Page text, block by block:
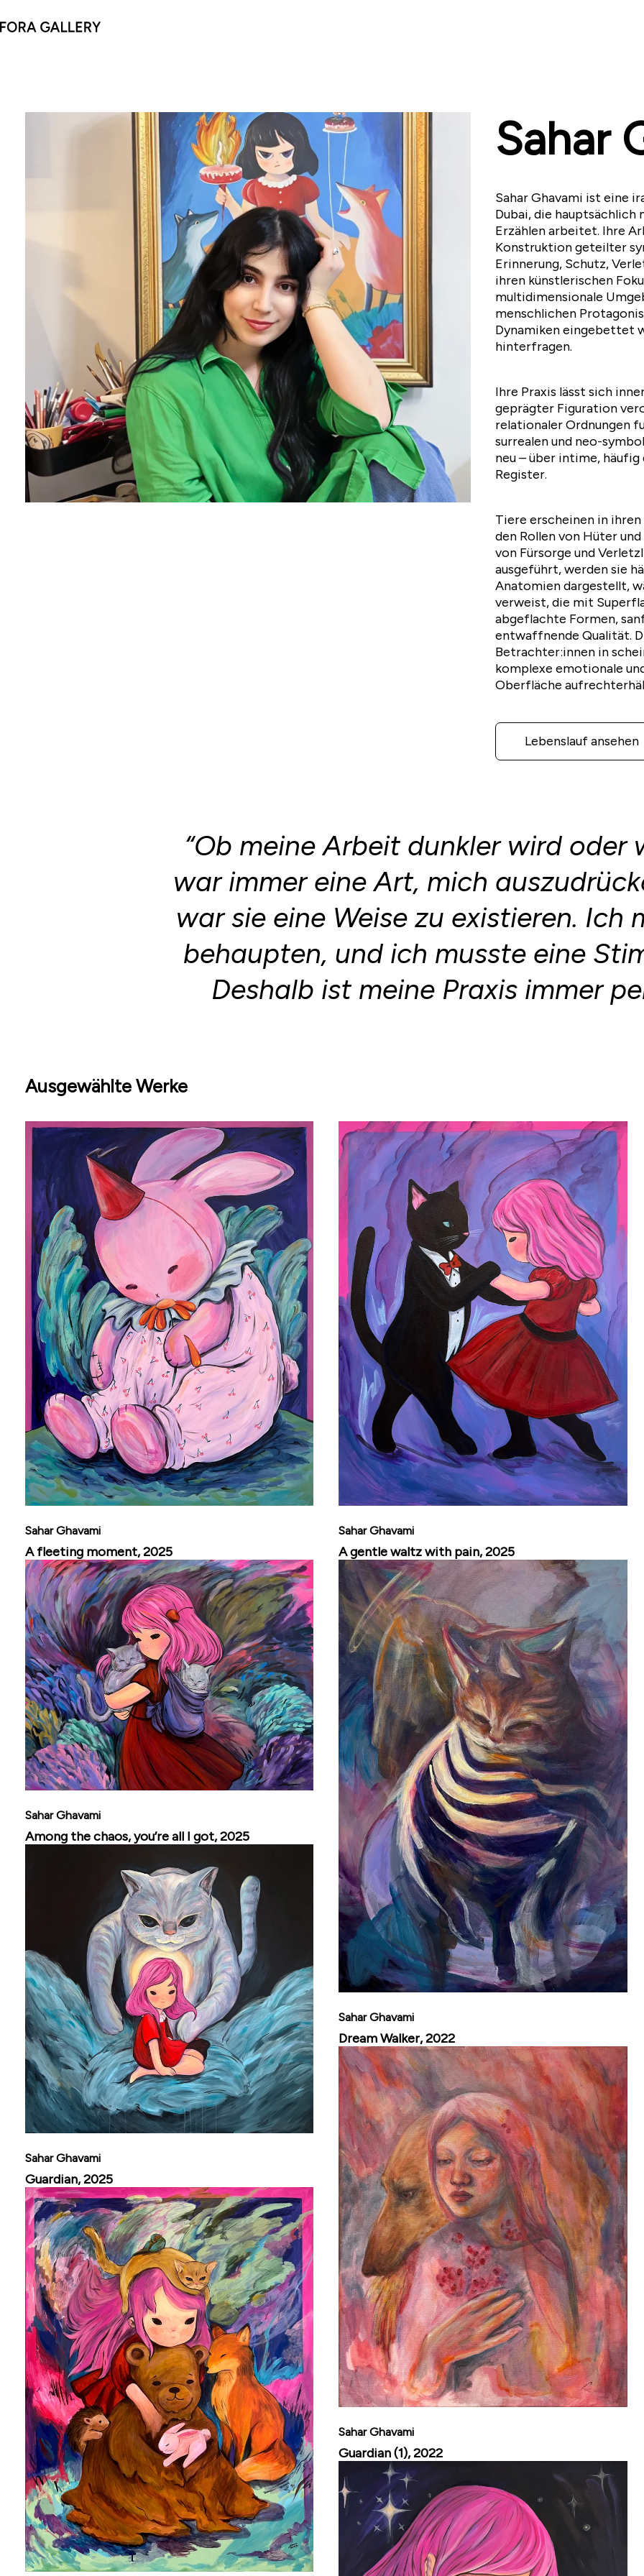
Sahar
Sahar Ghavami ist eine
Dubai, die hauptsächlich
Erzählen arbeitet. Ihre
Konstruktion geteilter
Erinnerung, Schutz,
ihren künstlerischen
multidimensionale
menschlichen
Dynamiken eingebettet
hinterfragen.
Ihre Praxis lässt sich
geprägter Figuration
relationaler Ordnungen
surrealen und neo-
neu – über intime,
Register.
Tiere erscheinen in
den Rollen von Hüter
von Fürsorge und
ausgeführt, werden sie
Anatomien dargestellt,
verweist, die mit
abgeflachte Formen,
entwaffnende Qualität.
Betrachter:innen in
komplexe emotionale
Oberfläche
Lebenslauf ansehen
“Ob meine Arbeit dunkler wird oder
war immer eine Art, mich
war sie eine Weise zu existieren. Ich
behaupten, und ich musste eine
Deshalb ist meine Praxis immer
Ausgewählte Werke
Sahar Ghavami
A fleeting moment, 2025
Sahar Ghavami
Among the chaos, you’re all I got, 2025
Sahar Ghavami
Guardian, 2025
Sahar Ghavami
A gentle waltz with pain, 2025
Sahar Ghavami
Dream Walker, 2022
Sahar Ghavami
Guardian (1), 2022